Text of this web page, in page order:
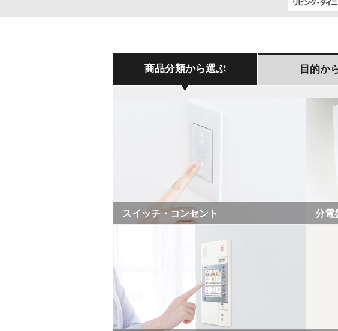
ニング
商品分類から選ぶ 目的か
スイッチ・コンセント 分電